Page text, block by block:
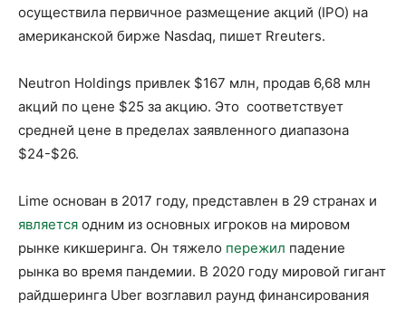
осуществила первичное размещение акций (IPO) на
американской бирже Nasdaq, пишет Rreuters.
Neutron Holdings привлек $167 млн, продав 6,68 млн
акций по цене $25 за акцию. Это соответствует
средней цене в пределах заявленного диапазона
$24-$26.
Lime основан в 2017 году, представлен в 29 странах и
является одним из основных игроков на мировом
рынке кикшеринга. Он тяжело пережил падение
рынка во время пандемии. В 2020 году мировой гигант
райдшеринга Uber возглавил раунд финансирования